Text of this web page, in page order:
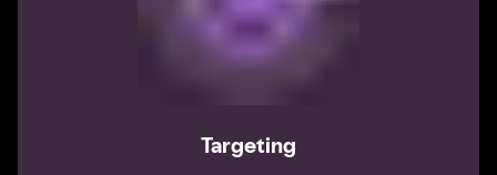
Targeting